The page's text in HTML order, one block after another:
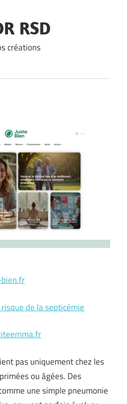
RSD
créations
de la septicémie
pas uniquement chez les
ou âgées. Des
une simple pneumonie